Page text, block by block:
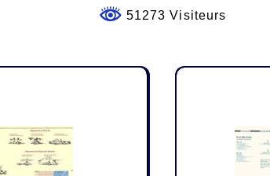
51273 Visiteurs